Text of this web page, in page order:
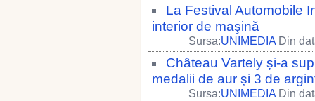
La Festival Automobile
interior de maşină
Sursa:UNIMEDIA Din
Château Vartely și-a
medalii de aur și 3 de
Sursa:UNIMEDIA Din